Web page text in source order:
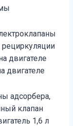
рециркуляции
двигателе
двигателе
адсорбера,
клапан
1,6 л